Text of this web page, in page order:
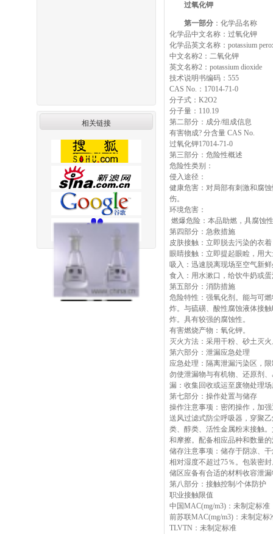
相关链接
过氧化钾
第一部分 ：化学品名称
化学品中文名称：过氧化钾
化学品英文名称：potassium
中文名称2：二氧化钾
英文名称2：potassium dioxide
技术说明书编码：555
CAS No.：17014-71-0
分子式：K2O2
分子量：110.19
第二部分：成分/组成信息
有害物成? 分含量 CAS No.
过氧化钾17014-71-0
第三部分：危险性概述
危险性类别：
侵入途径：
健康危害：对局部有刺激和腐
伤。
环境危害：
燃爆危险：本品助燃，具腐蚀
第四部分：急救措施
皮肤接触：立即脱去污染的衣
眼睛接触：立即提起眼睑，用
吸入：迅速脱离现场至空气新
食入：用水漱口，给饮牛奶或
第五部分：消防措施
危险特性：强氧化剂。能与可
炸。与硫磺、酸性腐蚀液体接
炸。具有较强的腐蚀性。
有害燃烧产物：氧化钾。
灭火方法：采用干粉、砂土灭
第六部分：泄漏应急处理
应急处理：隔离泄漏污染区，
勿使泄漏物与有机物、还原剂
漏：收集回收或运至废物处理
第七部分：操作处置与储存
操作注意事项：密闭操作，加
送风过滤式防尘呼吸器，穿聚
类、醇类、活性金属粉末接触
和摩擦。配备相应品种和数量
储存注意事项：储存于阴凉、
相对湿度不超过75％。包装密
储区应备有合适的材料收容泄
第八部分：接触控制/个体防护
职业接触限值
中国MAC(mg/m3)：未制定标准
前苏联MAC(mg/m3)：未制定标
TLVTN：未制定标准